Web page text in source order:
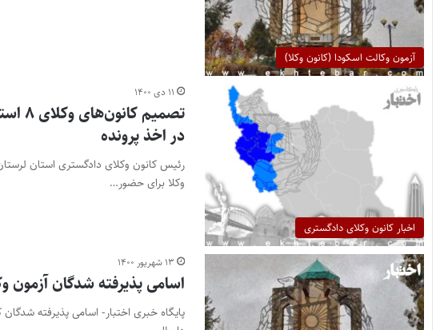
آزمون وکالت اسکودا (کانون وکلا)
اخبار کانون وکلای دادگستری
۱۱ دی ۱۴۰۰
در اخذ پرونده
رئیس کانون وکلای دادگستری استان
وکلا برای حضور…
۱۳ شهریور ۱۴۰۰
اسامی پذیرفته‌ شدگان آزمون وکالت ۹۹ کانون